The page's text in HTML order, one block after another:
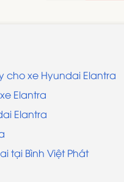
cho xe Hyundai Elantra
Elantra
Elantra
tại Bình Việt Phát